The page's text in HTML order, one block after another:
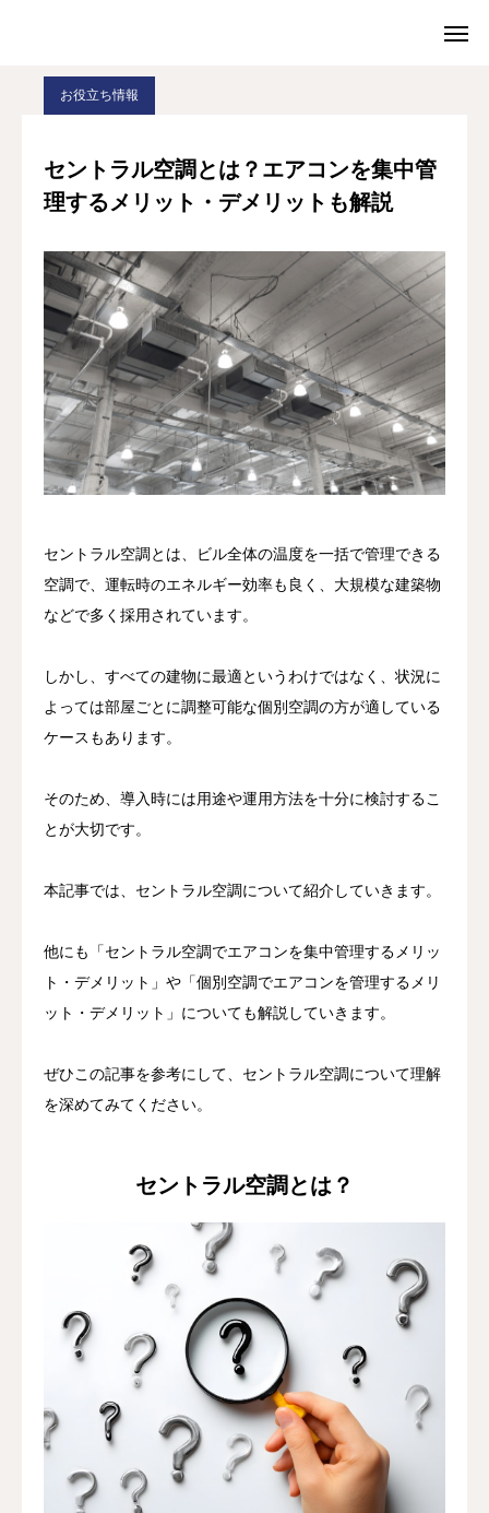
セントラル空調とは？エアコンを集中管理するメリット・デメリットも解説
お役立ち情報
セントラル空調とは？エアコンを集中管
理するメリット・デメリットも解説
セントラル空調とは、ビル全体の温度を一括で管理できる
空調で、運転時のエネルギー効率も良く、大規模な建築物
などで多く採用されています。
しかし、すべての建物に最適というわけではなく、状況に
よっては部屋ごとに調整可能な個別空調の方が適している
ケースもあります。
そのため、導入時には用途や運用方法を十分に検討するこ
とが大切です。
本記事では、セントラル空調について紹介していきます。
他にも「セントラル空調でエアコンを集中管理するメリッ
ト・デメリット」や「個別空調でエアコンを管理するメリ
ット・デメリット」についても解説していきます。
ぜひこの記事を参考にして、セントラル空調について理解
を深めてみてください。
セントラル空調とは？
ショップ
会社案内
お役に立てること
お得意様座談会
採用情報（別サイト）
お問い合わせ